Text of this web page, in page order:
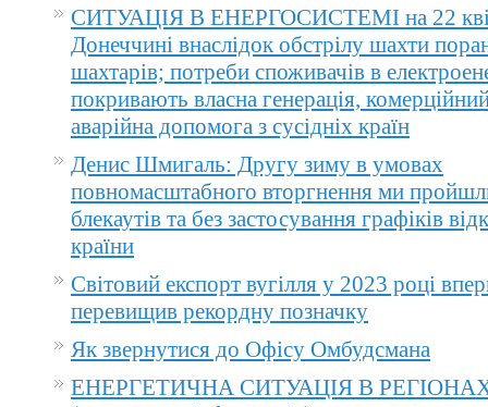
СИТУАЦІЯ В ЕНЕРГОСИСТЕМІ на 22
Донеччині внаслідок обстрілу шахти
шахтарів; потреби споживачів в
покривають власна генерація,
аварійна допомога з сусідніх країн
Денис Шмигаль: Другу зиму в умовах
повномасштабного вторгнення ми
блекаутів та без застосування графіків
країни
Світовий експорт вугілля у 2023 році
перевищив рекордну позначку
Як звернутися до Офісу Омбудсмана
ЕНЕРГЕТИЧНА СИТУАЦІЯ В